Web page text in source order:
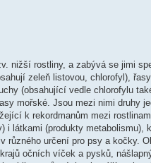
nižší rostliny, a zabývá se jimi
zeleň listovou, chlorofyl),
(obsahující vedle chlorofylu
mořské. Jsou mezi nimi druhy
k rekordmanům mezi
látkami (produkty metabolismu),
různého určení pro psy a kočky.
očních víček a pysků,